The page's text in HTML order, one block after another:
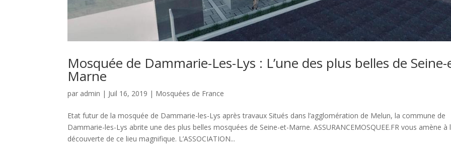
Mosquée de Dammarie-Les-Lys : L’une des plus belles de
Marne
par admin | Juil 16, 2019 | Mosquées de France
Etat futur de la mosquée de Dammarie-les-Lys après travaux Situés dans l’agglomération de Melun, la commune de
Dammarie-les-Lys abrite une des plus belles mosquées de Seine-et-Marne. ASSURANCEMOSQUEE.FR vous amène à
découverte de ce lieu magnifique. L’ASSOCIATION...